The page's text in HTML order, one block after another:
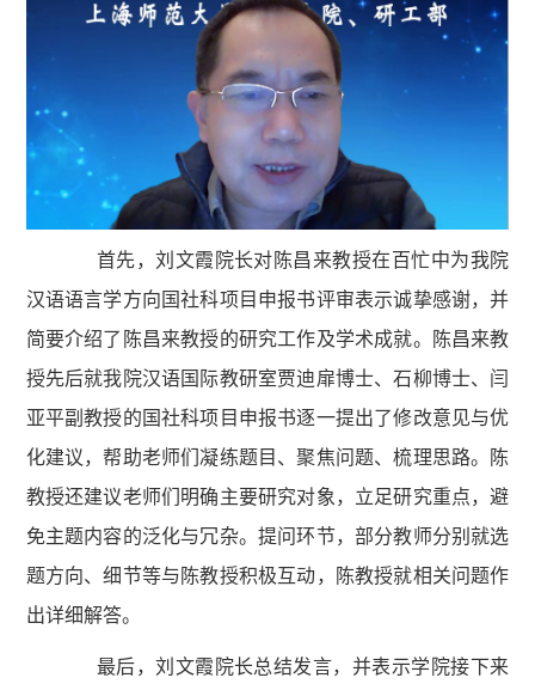
首先，刘文霞院长对陈昌来教授在百忙中为我院
汉语语言学方向国社科项目申报书评审表示诚挚感谢，并
简要介绍了陈昌来教授的研究工作及学术成就。陈昌来教
授先后就我院汉语国际教研室贾迪扉博士、石柳博士、闫
亚平副教授的国社科项目申报书逐一提出了修改意见与优
化建议，帮助老师们凝练题目、聚焦问题、梳理思路。陈
教授还建议老师们明确主要研究对象，立足研究重点，避
免主题内容的泛化与冗杂。提问环节，部分教师分别就选
题方向、细节等与陈教授积极互动，陈教授就相关问题作
出详细解答。
最后，刘文霞院长总结发言，并表示学院接下来